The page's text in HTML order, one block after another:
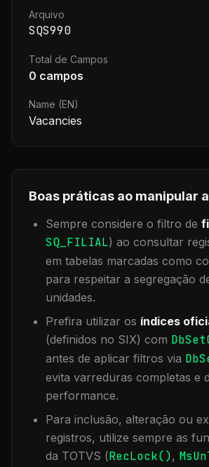
Arquivo
SQS990
Total de Campos
0 campos
Name (EN)
Vacancies
Boas práticas ao manipular
Sempre considere o filtro de
SQ_FILIAL) ao consultar
em tabelas marcadas como
para respeitar a segregação
unidades.
Prefira utilizar os índices
(definidos no SIX) com
antes de aplicar filtros via
evita varreduras completas e
performance.
Para inclusão, alteração ou
registros, utilize sempre as
da TOTVS (RecLock(),